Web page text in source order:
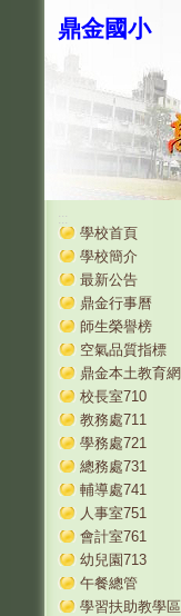
鼎金國小
:::
學校首頁
學校簡介
最新公告
鼎金行事曆
師生榮譽榜
空氣品質指標
鼎金本土教育網
校長室710
教務處711
學務處721
總務處731
輔導處741
人事室751
會計室761
幼兒園713
午餐總管
學習扶助教學區